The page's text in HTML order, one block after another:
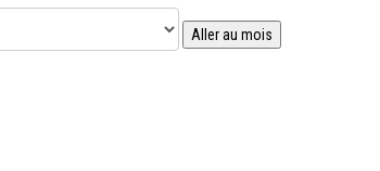
Aller au mois